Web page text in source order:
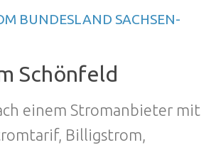
BUNDESLAND SACHSEN-
Schönfeld
einem Stromanbieter mit
Billigstrom,